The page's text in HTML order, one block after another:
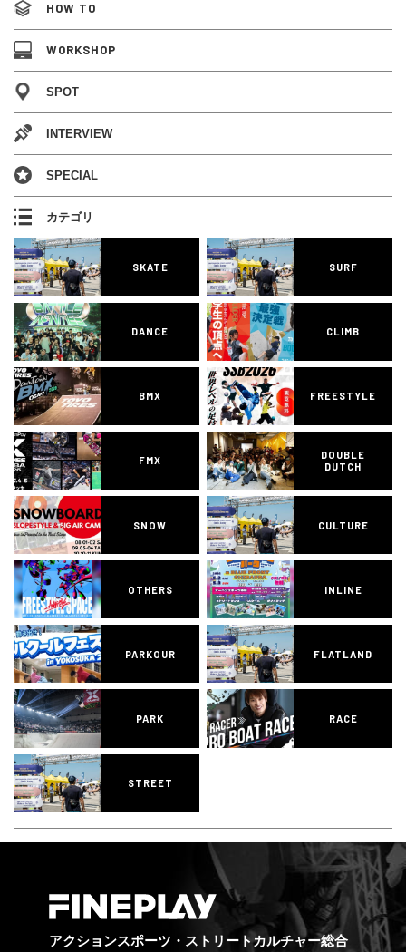
HOW TO
WORKSHOP
SPOT
INTERVIEW
SPECIAL
カテゴリ
SKATE SURF
DANCE CLIMB
BMX FREESTYLE
FMX
DOUBLE
DUTCH
SNOW CULTURE
OTHERS INLINE
PARKOUR FLATLAND
PARK RACE
STREET
アクションスポーツ・ストリートカルチャー総合